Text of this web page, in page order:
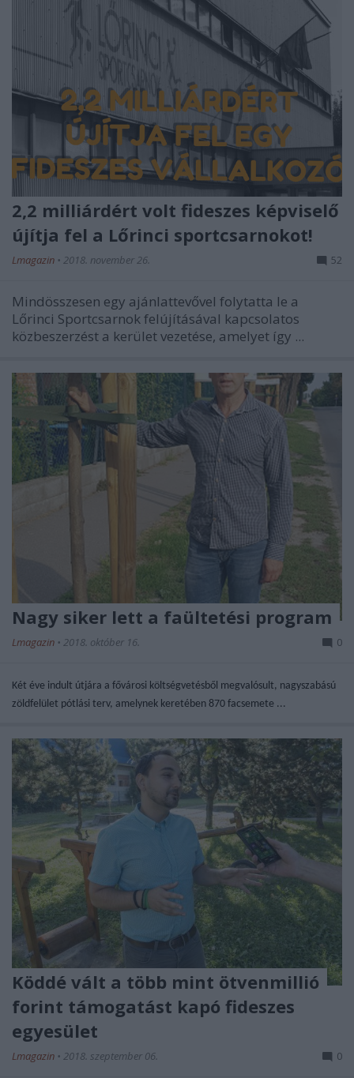
2,2 milliárdért volt fideszes képviselő
újítja fel a Lőrinci sportcsarnokot!
Lmagazin • 2018. november 26. 52
Mindösszesen egy ajánlattevővel folytatta le a
Lőrinci Sportcsarnok felújításával kapcsolatos
közbeszerzést a kerület vezetése, amelyet így ...
Nagy siker lett a faültetési program
Lmagazin • 2018. október 16. 0
Két éve indult útjára a fővárosi költségvetésből megvalósult, nagyszabású
zöldfelület pótlási terv, amelynek keretében 870 facsemete ...
Köddé vált a több mint ötvenmillió
forint támogatást kapó fideszes
egyesület
Lmagazin • 2018. szeptember 06. 0